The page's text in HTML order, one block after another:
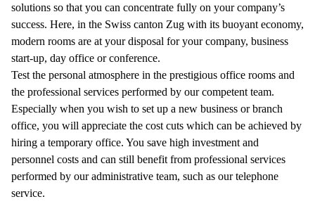
Bahnhofstrasse
10 Zürich
solutions so that you can concentrate fully on your company’s
success. Here, in the Swiss canton Zug with its buoyant economy,
modern rooms are at your disposal for your company, business
start-up, day office or conference.
Test the personal atmosphere in the prestigious office rooms and
the professional services performed by our competent team.
Especially when you wish to set up a new business or branch
office, you will appreciate the cost cuts which can be achieved by
hiring a temporary office. You save high investment and
personnel costs and can still benefit from professional services
performed by our administrative team, such as our telephone
service.